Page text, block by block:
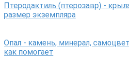
Птеродактиль (птерозавр) -
размер экземпляра
Опал - камень, минерал,
как помогает